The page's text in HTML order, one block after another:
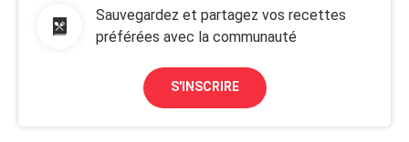
Sauvegardez et partagez vos recettes
préférées avec la communauté
S'INSCRIRE